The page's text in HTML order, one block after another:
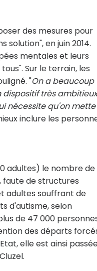
des mesures pour
en juin 2014.
mentales et leurs
Sur le terrain, les
"On a beaucoup
dispositif très ambitieux
nécessite qu'on mette
inclure les
adultes) le nombre de
faute de structures
adultes souffrant de
d'autisme, selon
de 47 000
des départs
elle est ainsi